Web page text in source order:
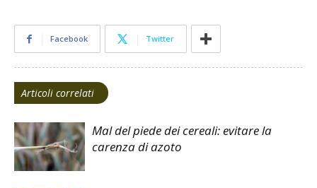
Facebook Twitter
Articoli correlati
Mal del piede dei cereali: evitare la
carenza di azoto